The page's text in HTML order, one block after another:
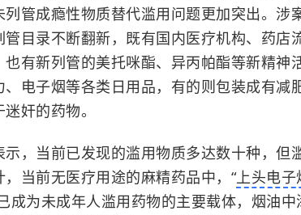
列管成瘾性物质替代滥用问题更加突出。 涉
管目录不断翻新，既有国内医疗机构、药店
也有新列管的美托咪酯、异丙帕酯等新精神
、电子烟等各类日用品，有的则包装成有减
迷奸的药物。
， 当前已发现的滥用物质多达数十种，但
，当前无医疗用途的麻精药品中，“上头电子
成为未成年人滥用药物的主要载体，烟油